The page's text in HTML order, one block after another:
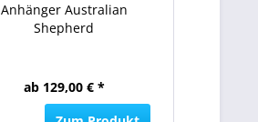
Anhänger Australian
Shepherd
ab 129,00 € *